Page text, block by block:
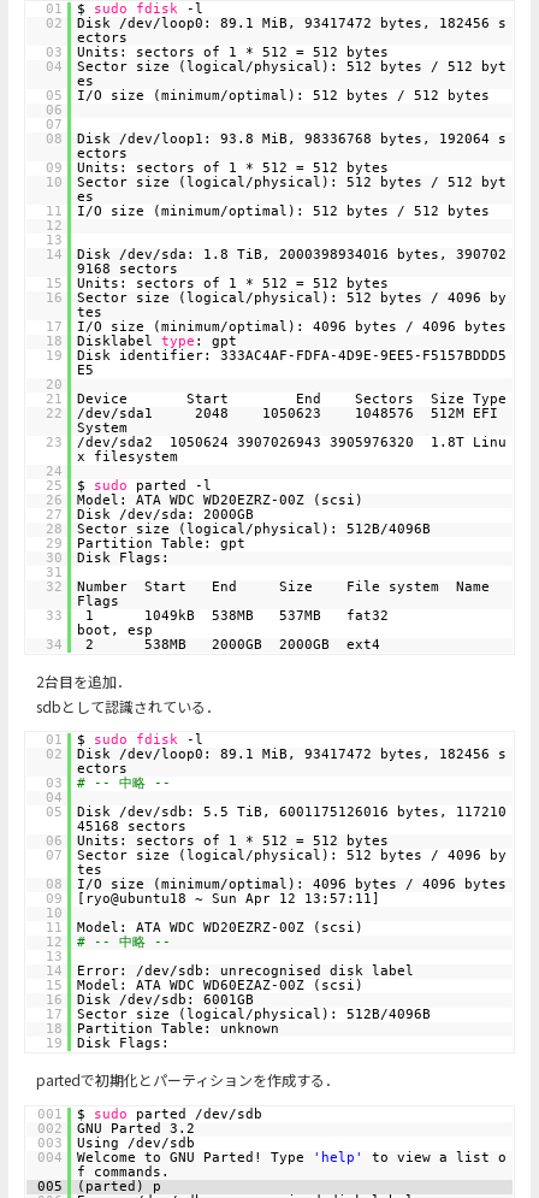
01 $ sudo fdisk
-l
02
Disk /dev/loop0: 89.1 MiB, 93417472 bytes, 182456 s
ectors
03
Units: sectors of 1 * 512 = 512 bytes
04
Sector size (logical/physical): 512 bytes / 512 byt
es
05
I/O size (minimum/optimal): 512 bytes / 512 bytes
06
07
08
Disk /dev/loop1: 93.8 MiB, 98336768 bytes, 192064 s
ectors
09
Units: sectors of 1 * 512 = 512 bytes
10
Sector size (logical/physical): 512 bytes / 512 byt
es
11
I/O size (minimum/optimal): 512 bytes / 512 bytes
12
13
14
Disk /dev/sda: 1.8 TiB, 2000398934016 bytes, 390702
9168 sectors
15
Units: sectors of 1 * 512 = 512 bytes
16
Sector size (logical/physical): 512 bytes / 4096 by
tes
17
I/O size (minimum/optimal): 4096 bytes / 4096 bytes
18
Disklabeltype : gpt
19
Disk identifier: 333AC4AF-FDFA-4D9E-9EE5-F5157BDDD5
E5
20
21
Device Start End Sectors Size Type
22
/dev/sda1 2048 1050623 1048576 512M EFI
System
23
/dev/sda2 1050624 3907026943 3905976320 1.8T Linu
x filesystem
24
25
$ sudo
parted -l
26
Model: ATA WDC WD20EZRZ-00Z (scsi)
27
Disk /dev/sda: 2000GB
28
Sector size (logical/physical): 512B/4096B
29
Partition Table: gpt
30
Disk Flags:
31
32
Number Start End Size File system Name
Flags
33
1 1049kB 538MB 537MB fat32
boot, esp
34
2 538MB 2000GB 2000GB ext4
2台目を追加．
sdbとして認識されている．
01 $ sudo fdisk
-l
02
Disk /dev/loop0: 89.1 MiB, 93417472 bytes, 182456 s
ectors
03
# -- 中略 --
04
05
Disk /dev/sdb: 5.5 TiB, 6001175126016 bytes, 117210
45168 sectors
06
Units: sectors of 1 * 512 = 512 bytes
07
Sector size (logical/physical): 512 bytes / 4096 by
tes
08
I/O size (minimum/optimal): 4096 bytes / 4096 bytes
09
[ryo@ubuntu18 ~ Sun Apr 12 13:57:11]
10
11
Model: ATA WDC WD20EZRZ-00Z (scsi)
12
# -- 中略 --
13
14
Error: /dev/sdb: unrecognised disk label
15
Model: ATA WDC WD60EZAZ-00Z (scsi)
16
Disk /dev/sdb: 6001GB
17
Sector size (logical/physical): 512B/4096B
18
Partition Table: unknown
19
Disk Flags:
partedで初期化とパーティションを作成する．
001 $ sudo
parted /dev/sdb
002
GNU Parted 3.2
003
Using /dev/sdb
004
Welcome to GNU Parted! Type 'help'
to view a list o
f commands.
005
(parted) p